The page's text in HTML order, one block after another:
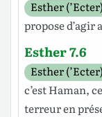
Esther (’Ecter)
proposed’agir
Esther 7.6
Esther (’Ecter)
c’estHaman, ce
terreuren